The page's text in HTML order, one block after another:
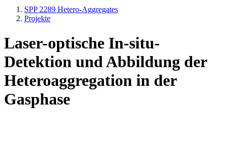
SPP 2289 Hetero-Aggregates
Projekte
Laser-optische In-situ-
Detektion und Abbildung der
Heteroaggregation in der
Gasphase